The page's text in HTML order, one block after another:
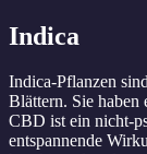
Indica
Indica-Pflanzen
Blättern. Sie haben
CBD ist ein nicht-
entspannende